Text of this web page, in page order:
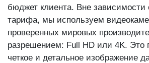
бюджет клиента. Вне зависимости
тарифа, мы используем
проверенных мировых
разрешением: Full HD или 4K. Это
четкое и детальное изображение